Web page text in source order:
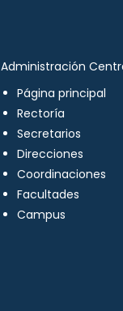
Administración
Página principal
Rectoría
Secretarios
Direcciones
Coordinaciones
Facultades
Campus